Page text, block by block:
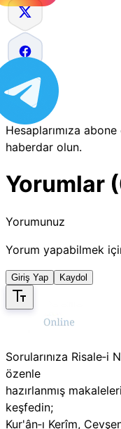
Hesaplarımıza
haberdar olun.
Yorumlar
Yorumunuz
Yorum yapabilmek
Giriş Yap Kaydol
Sorularınıza
özenle
hazırlanmış
keşfedin;
Kur'ân‑ı Kerîm,